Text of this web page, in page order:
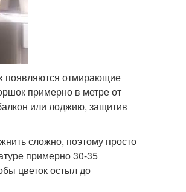
появляются отмирающие
примерно в метре от
или лоджию, защитив
сложно, поэтому просто
примерно 30-35
цветок остыл до